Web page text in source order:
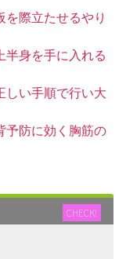
を際立たせるやり
半身を手に入れる
しい手順で行い大
予防に効く胸筋の
CHECK!